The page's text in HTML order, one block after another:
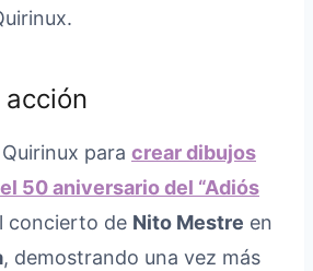
para crear dibujos
50 aniversario del “Adiós
concierto de Nito Mestre en
, demostrando una vez más